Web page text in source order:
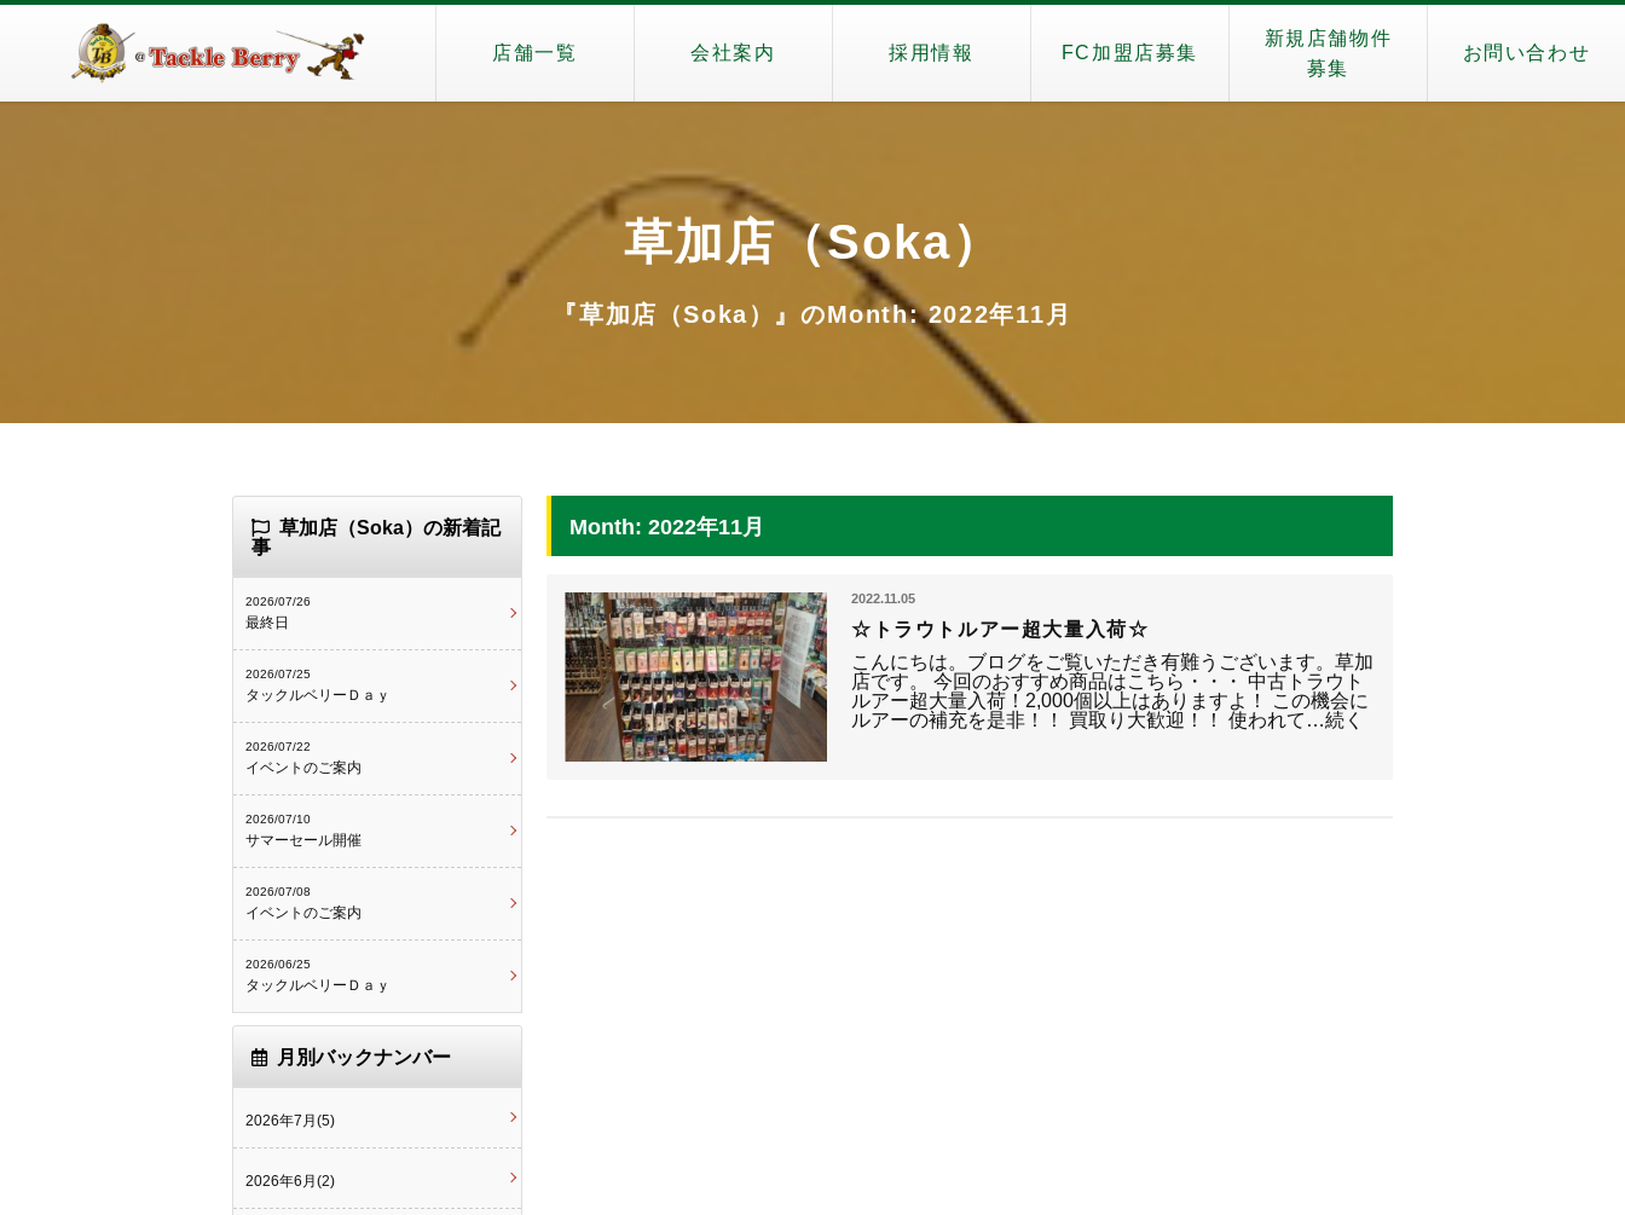
店舗一覧 会社案内 採用情報 FC加盟店募集
新規店舗物件
募集
お問い合わせ
草加店（Soka）
『草加店（Soka）』のMonth: 2022年11月
Month: 2022年11月
2022.11.05
☆トラウトルアー超大量入荷☆
こんにちは。ブログをご覧いただき有難うございます。草加
店です。 今回のおすすめ商品はこちら・・・ 中古トラウト
ルアー超大量入荷！2,000個以上はありますよ！ この機会に
ルアーの補充を是非！！ 買取り大歓迎！！ 使われて…続く
草加店（Soka）の新着記
事
2026/07/26
最終日
2026/07/25
タックルベリーＤａｙ
2026/07/22
イベントのご案内
2026/07/10
サマーセール開催
2026/07/08
イベントのご案内
2026/06/25
タックルベリーＤａｙ
月別バックナンバー
2026年7月(5)
2026年6月(2)